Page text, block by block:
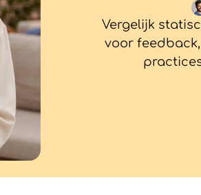
Vergelijk
voor